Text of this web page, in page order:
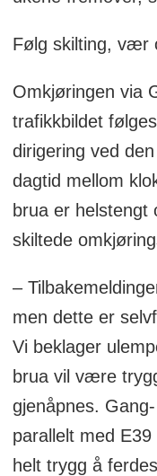
Følg skilting, vær
Omkjøringen via
trafikkbildet
dirigering ved
dagtid mellom
brua er helstengt
skiltede
–
men dette er
Vi beklager
brua vil være
gjenåpnes.
parallelt med
helt trygg å